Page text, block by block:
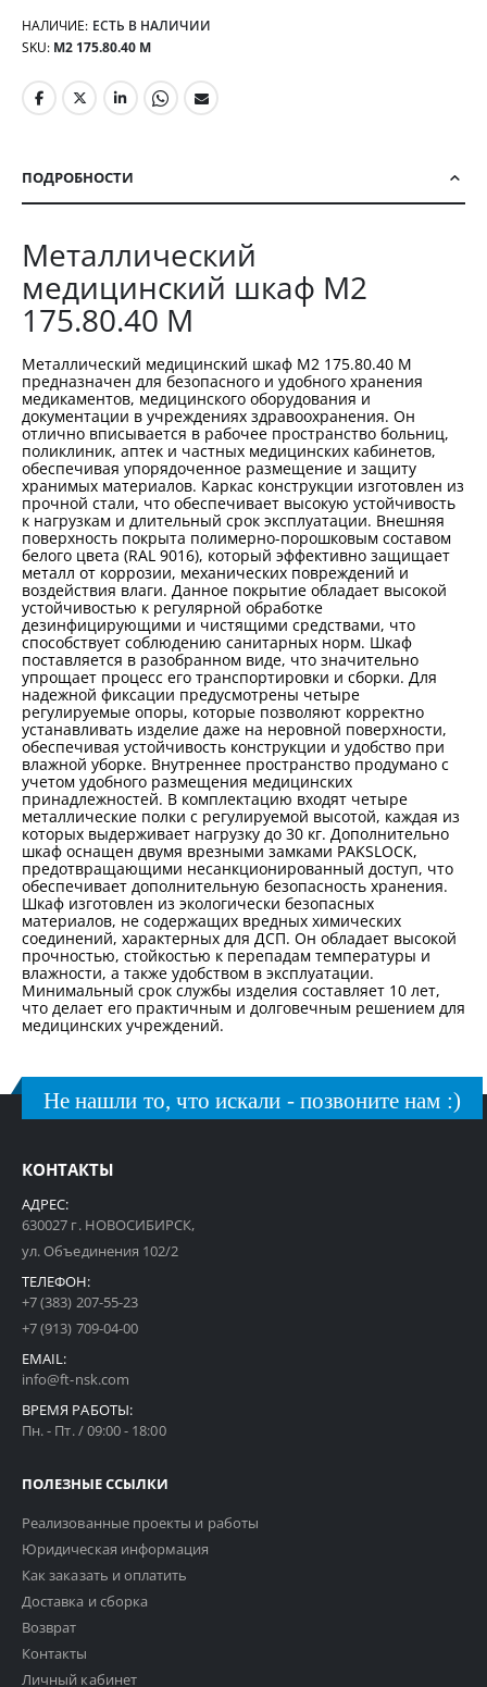
НАЛИЧИЕ: ЕСТЬ В НАЛИЧИИ
SKU М2 175.80.40 М
ПОДРОБНОСТИ
Металлический
медицинский шкаф М2
175.80.40 М
Металлический медицинский шкаф М2 175.80.40 М
предназначен для безопасного и удобного хранения
медикаментов, медицинского оборудования и
документации в учреждениях здравоохранения. Он
отлично вписывается в рабочее пространство больниц,
поликлиник, аптек и частных медицинских кабинетов,
обеспечивая упорядоченное размещение и защиту
хранимых материалов. Каркас конструкции изготовлен из
прочной стали, что обеспечивает высокую устойчивость
к нагрузкам и длительный срок эксплуатации. Внешняя
поверхность покрыта полимерно-порошковым составом
белого цвета (RAL 9016), который эффективно защищает
металл от коррозии, механических повреждений и
воздействия влаги. Данное покрытие обладает высокой
устойчивостью к регулярной обработке
дезинфицирующими и чистящими средствами, что
способствует соблюдению санитарных норм. Шкаф
поставляется в разобранном виде, что значительно
упрощает процесс его транспортировки и сборки. Для
надежной фиксации предусмотрены четыре
регулируемые опоры, которые позволяют корректно
устанавливать изделие даже на неровной поверхности,
обеспечивая устойчивость конструкции и удобство при
влажной уборке. Внутреннее пространство продумано с
учетом удобного размещения медицинских
принадлежностей. В комплектацию входят четыре
металлические полки с регулируемой высотой, каждая из
которых выдерживает нагрузку до 30 кг. Дополнительно
шкаф оснащен двумя врезными замками PAKSLOCK,
предотвращающими несанкционированный доступ, что
обеспечивает дополнительную безопасность хранения.
Шкаф изготовлен из экологически безопасных
материалов, не содержащих вредных химических
соединений, характерных для ДСП. Он обладает высокой
прочностью, стойкостью к перепадам температуры и
влажности, а также удобством в эксплуатации.
Минимальный срок службы изделия составляет 10 лет,
что делает его практичным и долговечным решением для
медицинских учреждений.
Не нашли то, что искали - позвоните нам :)
КОНТАКТЫ
АДРЕС:
630027 г. НОВОСИБИРСК,
ул. Объединения 102/2
ТЕЛЕФОН:
+7 (383) 207-55-23
+7 (913) 709-04-00
EMAIL:
info@ft-nsk.com
ВРЕМЯ РАБОТЫ:
Пн. - Пт. / 09:00 - 18:00
ПОЛЕЗНЫЕ ССЫЛКИ
Реализованные проекты и работы
Юридическая информация
Как заказать и оплатить
Доставка и сборка
Возврат
Контакты
Личный кабинет